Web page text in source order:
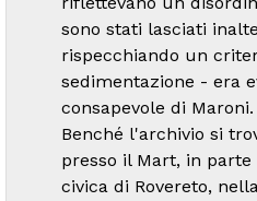
sono stati lasciati
rispecchiando un
sedimentazione - era
consapevole di Maroni.
Benché l'archivio si
presso il Mart, in
civica di Rovereto,